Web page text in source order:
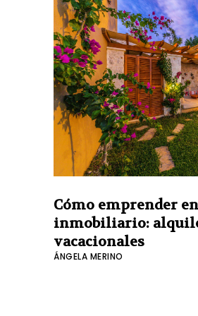
k
s
t
Cómo emprender
inmobiliario:
vacacionales
ÁNGELA MERINO